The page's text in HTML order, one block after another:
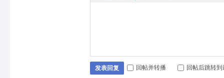
发表回复 回帖并转播 回帖后跳转